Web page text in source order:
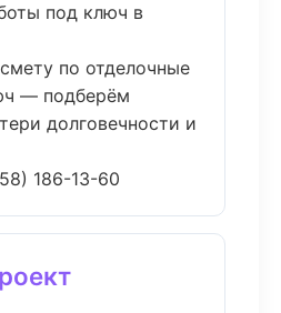
под ключ в
по отделочные
— подберём
долговечности и
186-13-60